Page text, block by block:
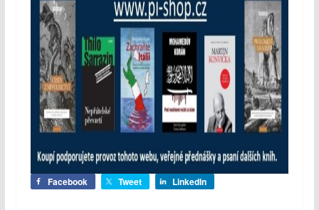
Facebook Tweet LinkedIn